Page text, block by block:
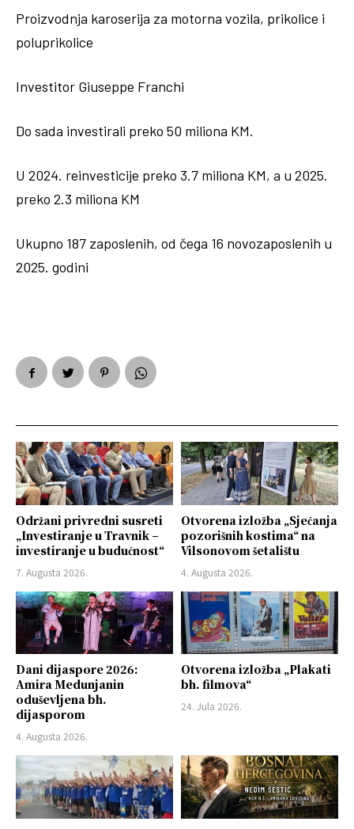
Proizvodnja karoserija za motorna vozila, prikolice i
poluprikolice
Investitor Giuseppe Franchi
Do sada investirali preko 50 miliona KM.
U 2024. reinvesticije preko 3.7 miliona KM, a u 2025.
preko 2.3 miliona KM
Ukupno 187 zaposlenih, od čega 16 novozaposlenih u
2025. godini
Održani privredni susreti
„Investiranje u Travnik –
investiranje u budućnost“
7. Augusta 2026.
Otvorena izložba „Sjećanja
pozorišnih kostima“ na
Vilsonovom šetalištu
4. Augusta 2026.
Dani dijaspore 2026:
Amira Medunjanin
oduševljena bh.
dijasporom
4. Augusta 2026.
Otvorena izložba „Plakati
bh. filmova“
24. Jula 2026.